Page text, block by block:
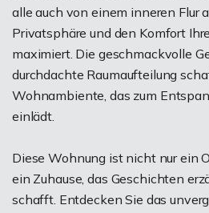
alle auch von einem inneren Flur
Privatsphäre und den Komfort
maximiert. Die geschmackvolle
durchdachte Raumaufteilung
Wohnambiente, das zum
einlädt.
Diese Wohnung ist nicht nur ein
ein Zuhause, das Geschichten
schafft. Entdecken Sie das